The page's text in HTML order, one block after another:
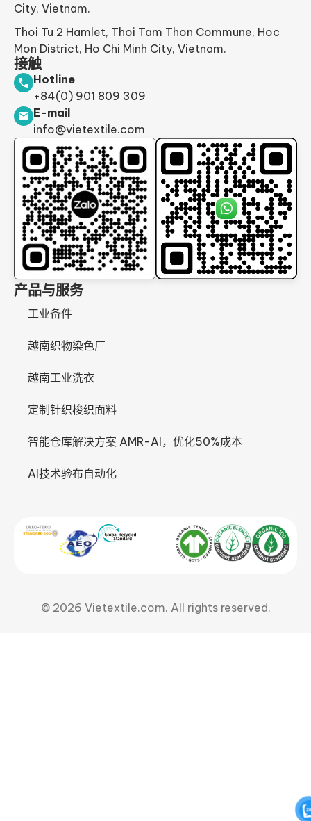
City, Vietnam.
Thoi Tu 2 Hamlet, Thoi Tam Thon Commune, Hoc
Mon District, Ho Chi Minh City, Vietnam.
接触
Hotline
+84(0) 901 809 309
E-mail
info@vietextile.com
产品与服务
工业备件
越南织物染色厂
越南工业洗衣
定制针织梭织面料
智能仓库解决方案 AMR-AI，优化50%成本
AI技术验布自动化
© 2026 Vietextile.com. All rights reserved.